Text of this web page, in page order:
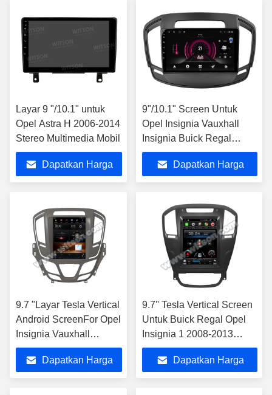
Layar 9 "/10.1" untuk
Opel Astra H 2006-2014
Stereo Multimedia Mobil
Dapatkan Harga
9"/10.1" Screen Untuk
Opel Insignia Vauxhall
Insignia Buick Regal
2013- 2017 Mobil
Multimedia Stereo
Dapatkan Harga
9.7 "Layar Tesla Vertical
Android ScreenFor Opel
Insignia Vauxhall
Insignia Buick Regal
2013-2017Dapatkan Harga
9.7'' Tesla Vertical Screen
Untuk Buick Regal Opel
Insignia 1 2008-2013
Android Mobil Multimedia
Player
Dapatkan Harga